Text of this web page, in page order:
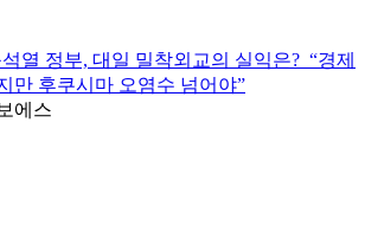
열 정부, 대일 밀착외교의 실익은?_“경제
만 후쿠시마 오염수 넘어야”
에스